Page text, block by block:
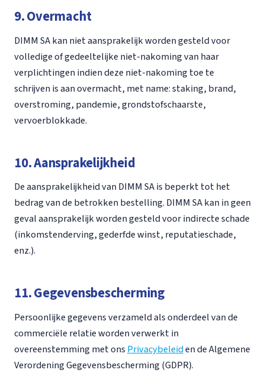
9. Overmacht
DIMM SA kan niet aansprakelijk worden gesteld voor
volledige of gedeeltelijke niet-nakoming van haar
verplichtingen indien deze niet-nakoming toe te
schrijven is aan overmacht, met name: staking, brand,
overstroming, pandemie, grondstofschaarste,
vervoerblokkade.
10. Aansprakelijkheid
De aansprakelijkheid van DIMM SA is beperkt tot het
bedrag van de betrokken bestelling. DIMM SA kan in geen
geval aansprakelijk worden gesteld voor indirecte schade
(inkomstenderving, gederfde winst, reputatieschade,
enz.).
11. Gegevensbescherming
Persoonlijke gegevens verzameld als onderdeel van de
commerciële relatie worden verwerkt in
overeenstemming met ons Privacybeleiden de Algemene
Verordening Gegevensbescherming (GDPR).